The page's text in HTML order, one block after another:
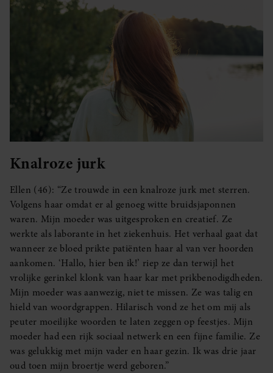
Knalroze jurk
Ellen (46): “Ze trouwde in een knalroze jurk met sterren.
Volgens haar omdat er al genoeg witte bruidsjaponnen
waren. Mijn moeder was uitgesproken en creatief. Ze
werkte als laborante in het ziekenhuis. Het verhaal gaat dat
wanneer ze bloed prikte patiënten haar al van ver hoorden
aankomen. ‘Hallo, hier ben ik!’ riep ze dan terwijl het
vrolijke gerinkel klonk van haar kar met prikbenodigdheden.
Mijn moeder was aanwezig, niet te missen. Ze was talig en
hield van woordgrappen. Hilarisch vond ze het om mij als
peuter moeilijke woorden te laten zeggen op feestjes. Mijn
moeder had een rijk sociaal netwerk en een fijne familie. Ze
was gelukkig met mijn vader en haar gezin. Ik was drie jaar
oud toen mijn broertje werd geboren.”